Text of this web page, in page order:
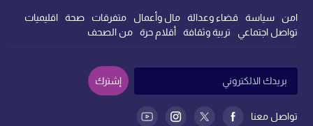
امن سياسة قضاء وعدالة مال وأعمال متفرقات صحة
اقليميات
تواصل اجتماعي
تربية وثقافة أقلام حرة من الصحف
تواصل معنا
إشترك